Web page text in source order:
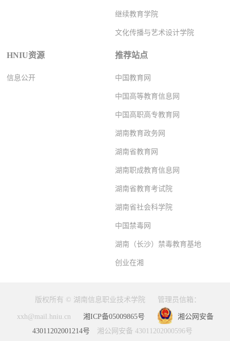
继续教育学院
文化传播与艺术设计学院
HNIU资源
信息公开
推荐站点
中国教育网
中国高等教育信息网
中国高职高专教育网
湖南教育政务网
湖南省教育网
湖南职成教育信息网
湖南省教育考试院
湖南省社会科学院
中国禁毒网
湖南（长沙）禁毒教育基地
创业在湘
版权所有 © 湖南信息职业技术学院 管理员信箱：
xxh@mail.hniu.cn 湘ICP备05009865号
湘公网安备
43011202001214号
湘公网安备 43011202000596号